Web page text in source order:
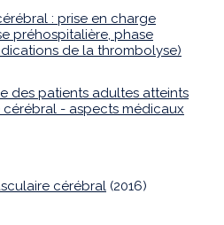
: prise en charge
préhospitalière, phase
de la thrombolyse)
des patients adultes atteints
cérébral - aspects médicaux
cérébral (2016)